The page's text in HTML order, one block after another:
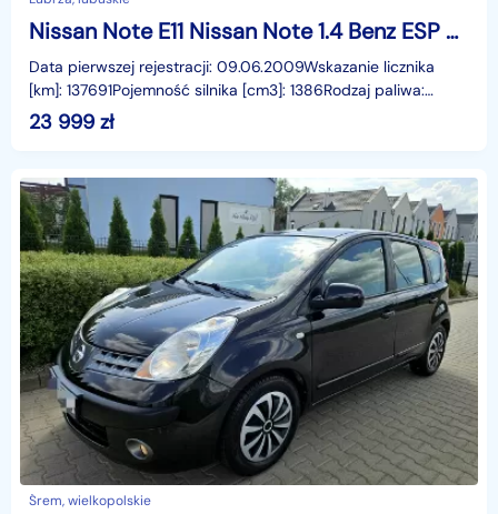
Nissan Note E11 Nissan Note 1.4 Benz ESP Zadbany Rej PL Gwarancja
Data pierwszej rejestracji: 09.06.2009Wskazanie licznika
[km]: 137691Pojemność silnika [cm3]: 1386Rodzaj paliwa:
BenzynaMoc [KM]: 88Manualna skrzynia biegówStan
23 999 zł
Śrem, wielkopolskie